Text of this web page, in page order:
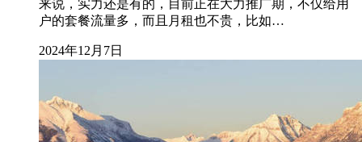
来说，实力还是有的，目前正在大力推广期，不仅给用
户的套餐流量多，而且月租也不贵，比如…
2024年12月7日